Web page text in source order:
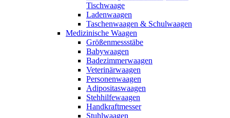
Tischwaage
Ladenwaagen
Taschenwaagen & Schulwaagen
Medizinische Waagen
Größenmessstäbe
Babywaagen
Badezimmerwaagen
Veterinärwaagen
Personenwaagen
Adipositaswaagen
Stehhilfewaagen
Handkraftmesser
Stuhlwaagen